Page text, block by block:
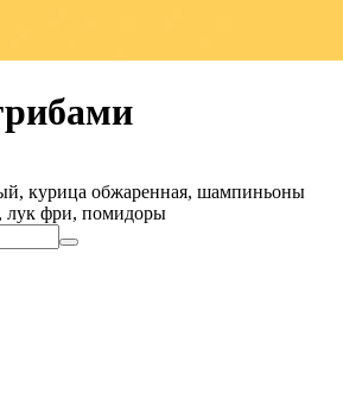
курица обжаренная, шампиньоны
лук фри, помидоры